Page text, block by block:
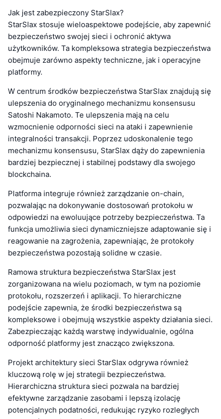
Jak jest zabezpieczony StarSlax?
StarSlax stosuje wieloaspektowe podejście, aby zapewnić
bezpieczeństwo swojej sieci i ochronić aktywa
użytkowników. Ta kompleksowa strategia bezpieczeństwa
obejmuje zarówno aspekty techniczne, jak i operacyjne
platformy.
W centrum środków bezpieczeństwa StarSlax znajdują się
ulepszenia do oryginalnego mechanizmu konsensusu
Satoshi Nakamoto. Te ulepszenia mają na celu
wzmocnienie odporności sieci na ataki i zapewnienie
integralności transakcji. Poprzez udoskonalenie tego
mechanizmu konsensusu, StarSlax dąży do zapewnienia
bardziej bezpiecznej i stabilnej podstawy dla swojego
blockchaina.
Platforma integruje również zarządzanie on-chain,
pozwalając na dokonywanie dostosowań protokołu w
odpowiedzi na ewoluujące potrzeby bezpieczeństwa. Ta
funkcja umożliwia sieci dynamiczniejsze adaptowanie się i
reagowanie na zagrożenia, zapewniając, że protokoły
bezpieczeństwa pozostają solidne w czasie.
Ramowa struktura bezpieczeństwa StarSlax jest
zorganizowana na wielu poziomach, w tym na poziomie
protokołu, rozszerzeń i aplikacji. To hierarchiczne
podejście zapewnia, że środki bezpieczeństwa są
kompleksowe i obejmują wszystkie aspekty działania sieci.
Zabezpieczając każdą warstwę indywidualnie, ogólna
odporność platformy jest znacząco zwiększona.
Projekt architektury sieci StarSlax odgrywa również
kluczową rolę w jej strategii bezpieczeństwa.
Hierarchiczna struktura sieci pozwala na bardziej
efektywne zarządzanie zasobami i lepszą izolację
potencjalnych podatności, redukując ryzyko rozległych